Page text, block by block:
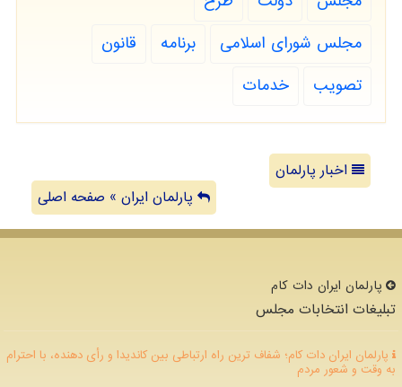
مجلس شورای اسلامی
برنامه
قانون
تصویب
خدمات
اخبار پارلمان
پارلمان ایران » صفحه اصلی
پارلمان ایران دات كام
تبلیغات انتخابات مجلس
پارلمان ایران دات کام؛ شفاف ترین راه ارتباطی بین کاندیدا و رأی دهنده، با احترام
به وقت و شعور مردم